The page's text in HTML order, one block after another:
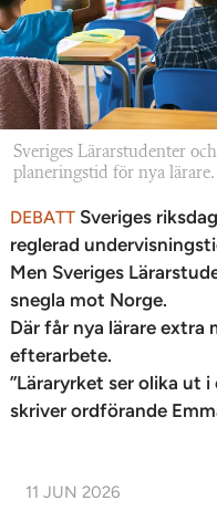
Sveriges Lärarstudenter
planeringstid för nya lärare.
DEBATT Sveriges
reglerad
Men Sveriges
snegla mot Norge.
Där får nya lärare
efterarbete.
”Läraryrket ser olika ut
skriver ordförande
11 JUN 2026